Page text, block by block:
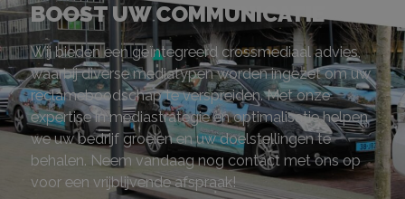
BOOST UW COMMUNICATIE
Wij bieden een geïntegreerd crossmediaal advies,
waarbij diverse mediatypen worden ingezet om uw
reclameboodschap te verspreiden. Met onze
expertise in mediastrategie en optimalisatie helpen
we uw bedrijf groeien en uw doelstellingen te
behalen. Neem vandaag nog contact met ons op
voor een vrijblijvende afspraak!